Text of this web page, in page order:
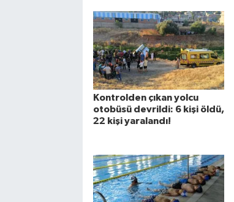
Kontrolden çıkan yolcu
otobüsü devrildi: 6 kişi öldü,
22 kişi yaralandı!